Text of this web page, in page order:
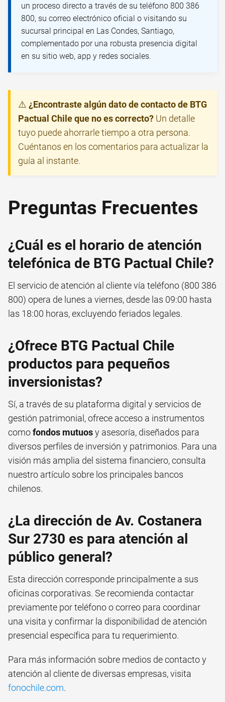
un proceso directo a través de su teléfono 800 386
800, su correo electrónico oficial o visitando su
sucursal principal en Las Condes, Santiago,
complementado por una robusta presencia digital
en su sitio web, app y redes sociales.
⚠️ ¿Encontraste algún dato de contacto de BTG
Pactual Chile que no es correcto? Un detalle
tuyo puede ahorrarle tiempo a otra persona.
Cuéntanos en los comentarios para actualizar la
guía al instante.
Preguntas Frecuentes
¿Cuál es el horario de atención
telefónica de BTG Pactual Chile?
El servicio de atención al cliente vía teléfono (800 386
800) opera de lunes a viernes, desde las 09:00 hasta
las 18:00 horas, excluyendo feriados legales.
¿Ofrece BTG Pactual Chile
productos para pequeños
inversionistas?
Sí, a través de su plataforma digital y servicios de
gestión patrimonial, ofrece acceso a instrumentos
comofondos mutuosy asesoría, diseñados para
diversos perfiles de inversión y patrimonios. Para una
visión más amplia del sistema financiero, consulta
nuestro artículo sobre los principales bancos
chilenos.
¿La dirección de Av. Costanera
Sur 2730 es para atención al
público general?
Esta dirección corresponde principalmente a sus
oficinas corporativas. Se recomienda contactar
previamente por teléfono o correo para coordinar
una visita y confirmar la disponibilidad de atención
presencial específica para tu requerimiento.
Para más información sobre medios de contacto y
atención al cliente de diversas empresas, visita
fonochile.com.